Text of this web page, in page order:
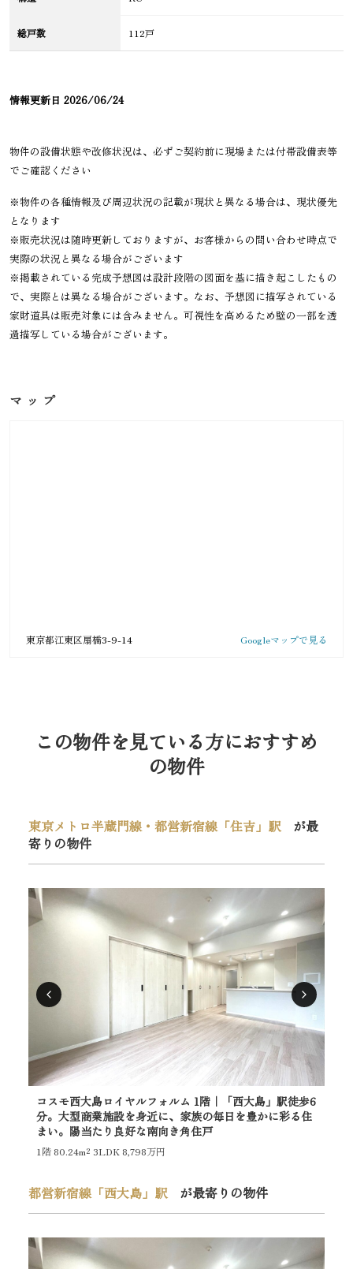
総戸数 112戸
情報更新日 2026/06/24
物件の設備状態や改修状況は、必ずご契約前に現場または付帯設備表等
でご確認ください
※物件の各種情報及び周辺状況の記載が現状と異なる場合は、現状優先
となります
※販売状況は随時更新しておりますが、お客様からの問い合わせ時点で
実際の状況と異なる場合がございます
※掲載されている完成予想図は設計段階の図面を基に描き起こしたもの
で、実際とは異なる場合がございます。なお、予想図に描写されている
家財道具は販売対象には含みません。可視性を高めるため壁の一部を透
過描写している場合がございます。
マップ
東京都江東区扇橋3-9-14 Googleマップで見る
この物件を見ている方におすすめ
の物件
東京メトロ半蔵門線・都営新宿線「住吉」駅が最
寄りの物件
コスモ西大島ロイヤルフォルム 1階｜「西大島」駅徒歩6
分。大型商業施設を身近に、家族の毎日を豊かに彩る住
まい。陽当たり良好な南向き角住戸
1階 80.24m² 3LDK 8,798万円
都営新宿線「西大島」駅が最寄りの物件